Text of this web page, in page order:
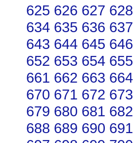
625 626 627 628
634 635 636 637
643 644 645 646
652 653 654 655
661 662 663 664
670 671 672 673
679 680 681 682
688 689 690 691